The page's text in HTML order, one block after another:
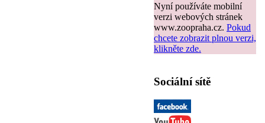
Nyní používáte mobilní
verzi webových stránek
www.zoopraha.cz. Pokud
chcete zobrazit plnou verzi,
klikněte zde.
Sociální sítě